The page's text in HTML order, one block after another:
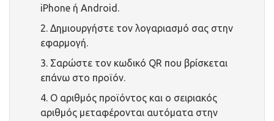
iPhone ή Android.
Δημιουργήστε τον λογαριασμό σας στην
εφαρμογή.
Σαρώστε τον κωδικό QR που βρίσκεται
επάνω στο προϊόν.
Ο αριθμός προϊόντος και ο σειριακός
αριθμός μεταφέρονται αυτόματα στην